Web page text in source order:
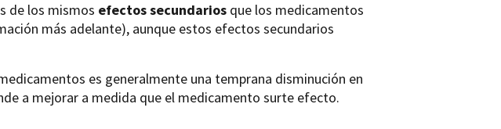
de los mismos efectos secundarios que los medicamentos
más adelante), aunque estos efectos secundarios
es generalmente una temprana disminución en
a mejorar a medida que el medicamento surte efecto.